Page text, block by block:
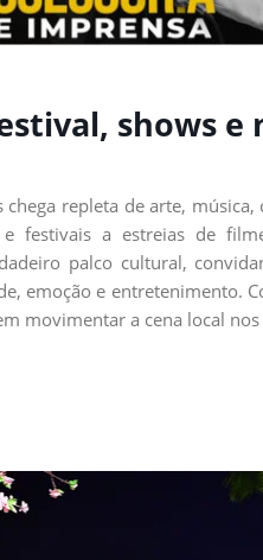
shows
repleta de arte,
e festivais a estreias de
palco cultural,
emoção e entretenimento.
movimentar a cena local